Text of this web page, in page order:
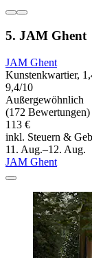
5. JAM Ghent
JAM Ghent
Kunstenkwartier,
9,4/10
Außergewöhnlich
(172 Bewertungen)
113 €
inkl. Steuern &
11. Aug.–12. Aug.
JAM Ghent